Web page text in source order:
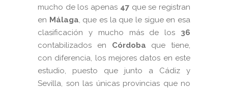
mucho de los apenas 47 que se registran
en Málaga, que es la que le sigue en esa
clasificación y mucho más de los 36
contabilizados en Córdoba que tiene,
con diferencia, los mejores datos en este
estudio, puesto que junto a Cádiz y
Sevilla, son las únicas provincias que no